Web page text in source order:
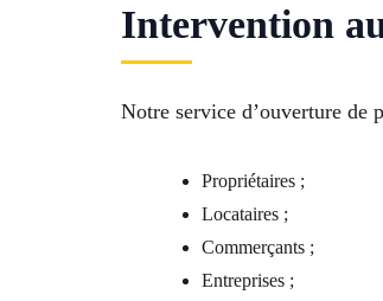
Intervention
Notre service d’ouverture de
Propriétaires ;
Locataires ;
Commerçants ;
Entreprises ;